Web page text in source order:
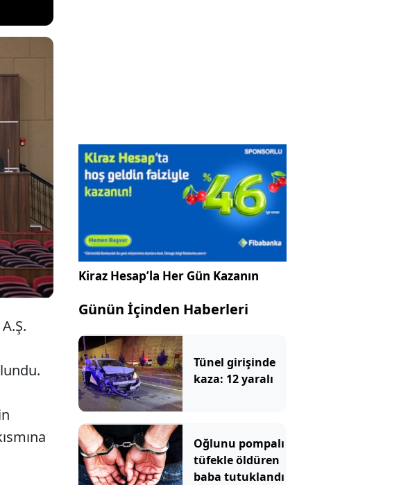
yıl 6 ay
Kiraz Hesap’la Her Gün Kazanın
Günün İçinden Haberleri
Tünel girişinde
kaza: 12 yaralı
Oğlunu pompalı
tüfekle öldüren
baba tutuklandı